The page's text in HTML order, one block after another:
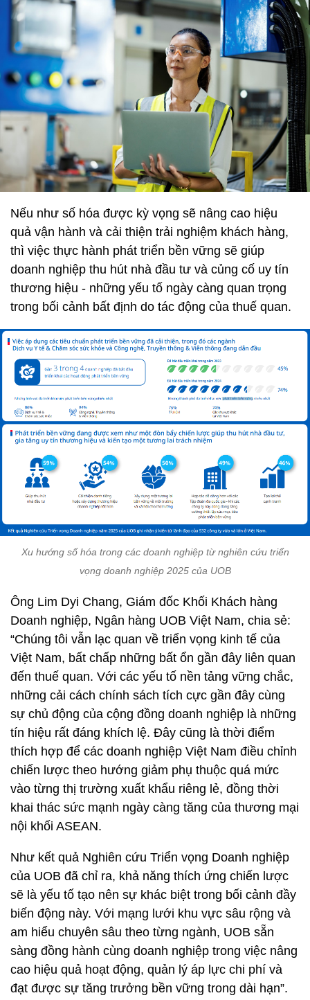
Nếu như số hóa được kỳ vọng sẽ nâng cao hiệu
quả vận hành và cải thiện trải nghiệm khách hàng,
thì việc thực hành phát triển bền vững sẽ giúp
doanh nghiệp thu hút nhà đầu tư và củng cố uy tín
thương hiệu - những yếu tố ngày càng quan trọng
trong bối cảnh bất định do tác động của thuế quan.
Xu hướng số hóa trong các doanh nghiệp từ nghiên cứu triển
vọng doanh nghiệp 2025 của UOB
Ông Lim Dyi Chang, Giám đốc Khối Khách hàng
Doanh nghiệp, Ngân hàng UOB Việt Nam, chia sẻ:
“Chúng tôi vẫn lạc quan về triển vọng kinh tế của
Việt Nam, bất chấp những bất ổn gần đây liên quan
đến thuế quan. Với các yếu tố nền tảng vững chắc,
những cải cách chính sách tích cực gần đây cùng
sự chủ động của cộng đồng doanh nghiệp là những
tín hiệu rất đáng khích lệ. Đây cũng là thời điểm
thích hợp để các doanh nghiệp Việt Nam điều chỉnh
chiến lược theo hướng giảm phụ thuộc quá mức
vào từng thị trường xuất khẩu riêng lẻ, đồng thời
khai thác sức mạnh ngày càng tăng của thương mại
nội khối ASEAN.
Như kết quả Nghiên cứu Triển vọng Doanh nghiệp
của UOB đã chỉ ra, khả năng thích ứng chiến lược
sẽ là yếu tố tạo nên sự khác biệt trong bối cảnh đầy
biến động này. Với mạng lưới khu vực sâu rộng và
am hiểu chuyên sâu theo từng ngành, UOB sẵn
sàng đồng hành cùng doanh nghiệp trong việc nâng
cao hiệu quả hoạt động, quản lý áp lực chi phí và
đạt được sự tăng trưởng bền vững trong dài hạn”.